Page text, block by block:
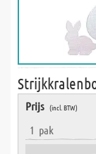
Prijs (incl. BTW)
1 pak